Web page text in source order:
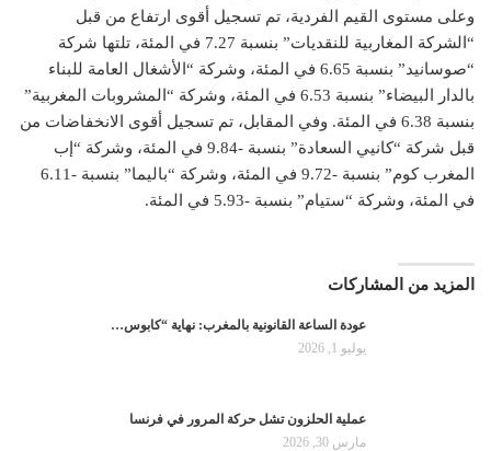
وعلى مستوى القيم الفردية، تم تسجيل أقوى ارتفاع من قبل
“الشركة المغاربية للنقديات” بنسبة 7.27 في المئة، تلتها شركة
“صوسانيد” بنسبة 6.65 في المئة، وشركة “الأشغال العامة للبناء
بالدار البيضاء” بنسبة 6.53 في المئة، وشركة “المشروبات المغربية”
بنسبة 6.38 في المئة. وفي المقابل، تم تسجيل أقوى الانخفاضات من
قبل شركة “كانيي السعادة” بنسبة -9.84 في المئة، وشركة “إب
المغرب كوم” بنسبة -9.72 في المئة، وشركة “باليما” بنسبة -6.11
في المئة، وشركة “ستيام” بنسبة -5.93 في المئة.
المزيد من المشاركات
عودة الساعة القانونية بالمغرب: نهاية “كابوس…
يوليو 1, 2026
عملية الحلزون تشل حركة المرور في فرنسا
مارس 30, 2026